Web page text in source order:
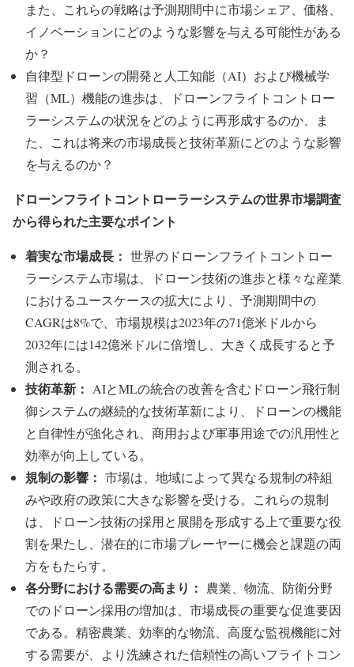
また、これらの戦略は予測期間中に市場シェア、価格、
イノベーションにどのような影響を与える可能性がある
か？
自律型ドローンの開発と人工知能（AI）および機械学
習（ML）機能の進歩は、ドローンフライトコントロー
ラーシステムの状況をどのように再形成するのか、ま
た、これは将来の市場成長と技術革新にどのような影響
を与えるのか？
ドローンフライトコントローラーシステムの世界市場調査
から得られた主要なポイント
着実な市場成長： 世界のドローンフライトコントロー
ラーシステム市場は、ドローン技術の進歩と様々な産業
におけるユースケースの拡大により、予測期間中の
CAGRは8%で、市場規模は2023年の71億米ドルから
2032年には142億米ドルに倍増し、大きく成長すると予
測される。
技術革新： AIとMLの統合の改善を含むドローン飛行制
御システムの継続的な技術革新により、ドローンの機能
と自律性が強化され、商用および軍事用途での汎用性と
効率が向上している。
規制の影響： 市場は、地域によって異なる規制の枠組
みや政府の政策に大きな影響を受ける。これらの規制
は、ドローン技術の採用と展開を形成する上で重要な役
割を果たし、潜在的に市場プレーヤーに機会と課題の両
方をもたらす。
各分野における需要の高まり： 農業、物流、防衛分野
でのドローン採用の増加は、市場成長の重要な促進要因
である。精密農業、効率的な物流、高度な監視機能に対
する需要が、より洗練された信頼性の高いフライトコン